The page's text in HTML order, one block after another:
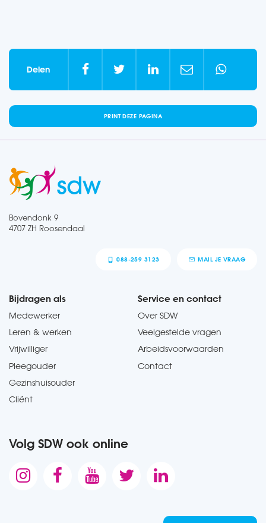
Delen     
PRINT DEZE PAGINA
Bovendonk 9
4707 ZH Roosendaal
088-259 3123 MAIL JE VRAAG
Bijdragen als
Medewerker
Leren & werken
Vrijwilliger
Pleegouder
Gezinshuisouder
Cliënt
Service en contact
Over SDW
Veelgestelde vragen
Arbeidsvoorwaarden
Contact
Volg SDW ook online
    